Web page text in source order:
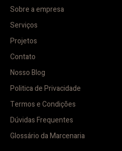
Sobre a empresa
Serviços
Projetos
Contato
Nosso Blog
Politica de Privacidade
Termos e Condições
Dúvidas Frequentes
Glossário da Marcenaria